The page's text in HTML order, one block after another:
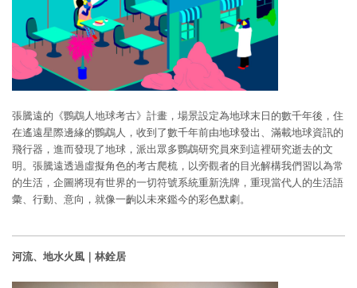
張騰遠的《鸚鵡人地球考古》計畫，場景設定為地球末日的數千年後，住
在遙遠星際邊緣的鸚鵡人，收到了數千年前由地球發出、滿載地球資訊的
飛行器，進而發現了地球，派出眾多鸚鵡研究員來到這裡研究逝去的文
明。張騰遠透過虛擬角色的考古爬梳，以旁觀者的目光解構我們習以為常
的生活，企圖將現有世界的一切符號系統重新洗牌，重現當代人的生活語
彙、行動、意向，就像一齣以未來鑑今的彩色默劇。
河流、地水火風 ｜ 林銓居